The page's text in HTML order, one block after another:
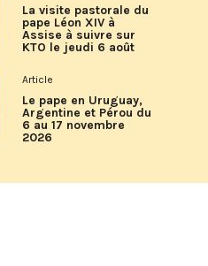
La visite pastorale du
pape Léon XIV à
Assise à suivre sur
KTO le jeudi 6 août
Article
Le pape en Uruguay,
Argentine et Pérou du
6 au 17 novembre
2026